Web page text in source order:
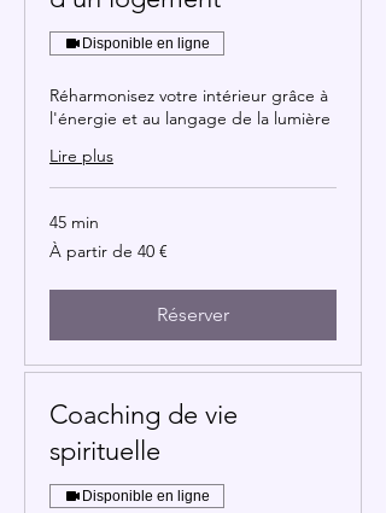
Disponible en ligne
Réharmonisez votre intérieur grâce à
l'énergie et au langage de la lumière
Lire plus
45 min
À
partir
À partir de 40 €
Réserver
Coaching de vie
spirituelle
Disponible en ligne